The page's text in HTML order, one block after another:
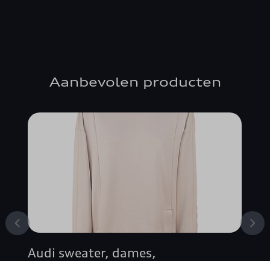
Aanbevolen producten
Audi sweater, dames,